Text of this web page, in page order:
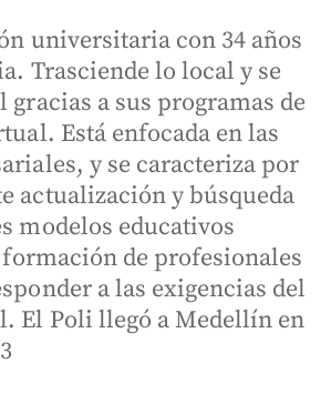
universitaria con 34 años
Trasciende lo local y se
gracias a sus programas de
Está enfocada en las
y se caracteriza por
actualización y búsqueda
modelos educativos
de profesionales
a las exigencias del
El Poli llegó a Medellín en